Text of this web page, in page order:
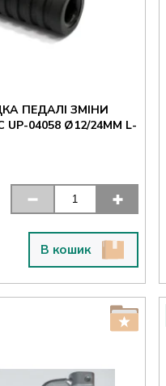
ПЕДАЛІ ЗМІНИ
UP-04058 Ø12/24ММ L-
В кошик